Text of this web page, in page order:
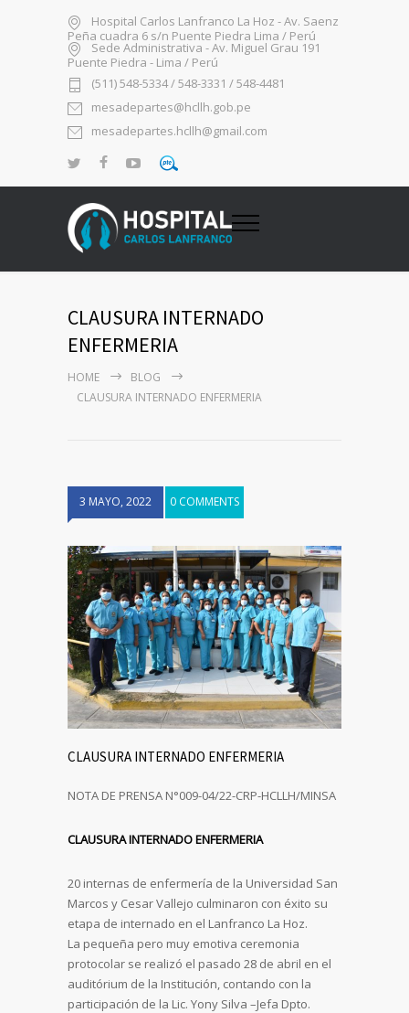
Hospital Carlos Lanfranco La Hoz - Av. Saenz
Peña cuadra 6 s/n Puente Piedra Lima / Perú
Sede Administrativa - Av. Miguel Grau 191
Puente Piedra - Lima / Perú
(511) 548-5334 / 548-3331 / 548-4481
mesadepartes@hcllh.gob.pe
mesadepartes.hcllh@gmail.com
CLAUSURA INTERNADO
ENFERMERIA
HOME
BLOG
CLAUSURA INTERNADO ENFERMERIA
3 MAYO, 2022 0 COMMENTS
CLAUSURA INTERNADO ENFERMERIA
NOTA DE PRENSA N°009-04/22-CRP-HCLLH/MINSA
CLAUSURA INTERNADO ENFERMERIA
20 internas de enfermería de la Universidad San
Marcos y Cesar Vallejo culminaron con éxito su
etapa de internado en el Lanfranco La Hoz.
La pequeña pero muy emotiva ceremonia
protocolar se realizó el pasado 28 de abril en el
auditórium de la Institución, contando con la
participación de la Lic. Yony Silva –Jefa Dpto.